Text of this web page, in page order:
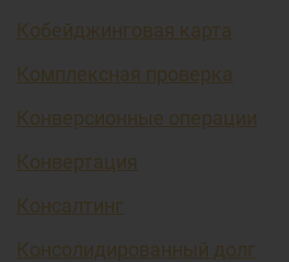
Кобейджинговая карта
Комплексная проверка
Конверсионные операции
Конвертация
Консалтинг
Консолидированный долг